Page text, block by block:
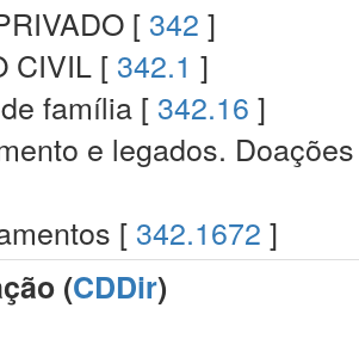
[ 342 ]
CIVIL [ 342.1 ]
família [ 342.16 ]
e legados.
[ 342.1672 ]
(CDDir)